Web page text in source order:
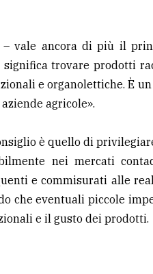
vale ancora di più il
trovare prodotti
e organolettiche. È
agricole».
è quello di
nei mercati
e commisurati alle
che eventuali piccole
e il gusto dei prodotti.